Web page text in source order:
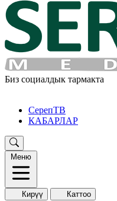
Биз социалдык тармакта
СерепТВ
КАБАРЛАР
Меню
Кирүү Каттоо